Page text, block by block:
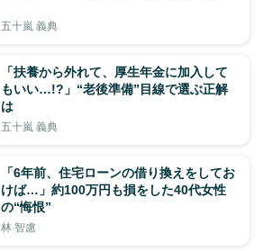
五十嵐 義典
「扶養から外れて、厚生年金に加入して
もいい…!?」“老後準備”目線で選ぶ正解
は
五十嵐 義典
「6年前、住宅ローンの借り換えをしてお
けば…」約100万円も損をした40代女性
の“悔恨”
林 智慮